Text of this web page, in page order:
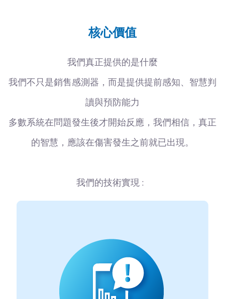
核心價值
我們真正提供的是什麼
我們不只是銷售感測器，而是提供提前感知、智慧判
讀與預防能力
多數系統在問題發生後才開始反應，我們相信，真正
的智慧，應該在傷害發生之前就已出現。
我們的技術實現 :